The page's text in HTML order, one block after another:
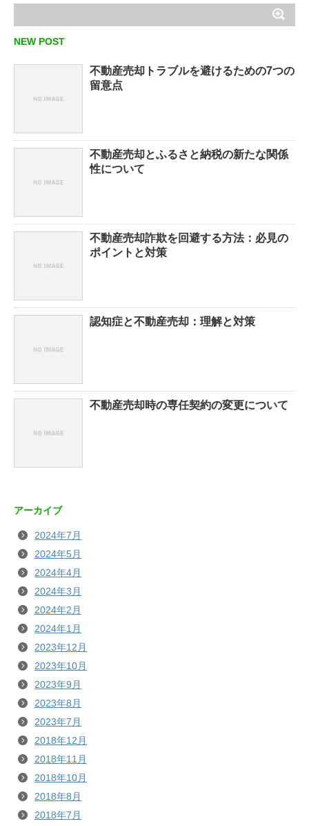
NEW POST
不動産売却トラブルを避けるための7つの
留意点
不動産売却とふるさと納税の新たな関係
性について
不動産売却詐欺を回避する方法：必見の
ポイントと対策
認知症と不動産売却：理解と対策
不動産売却時の専任契約の変更について
アーカイブ
2024年7月
2024年5月
2024年4月
2024年3月
2024年2月
2024年1月
2023年12月
2023年10月
2023年9月
2023年8月
2023年7月
2018年12月
2018年11月
2018年10月
2018年8月
2018年7月